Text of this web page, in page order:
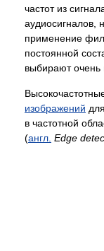
частот из
аудиосигналов,
применение
постоянной
выбирают очень
изображений
в частотной
(англ. Edge